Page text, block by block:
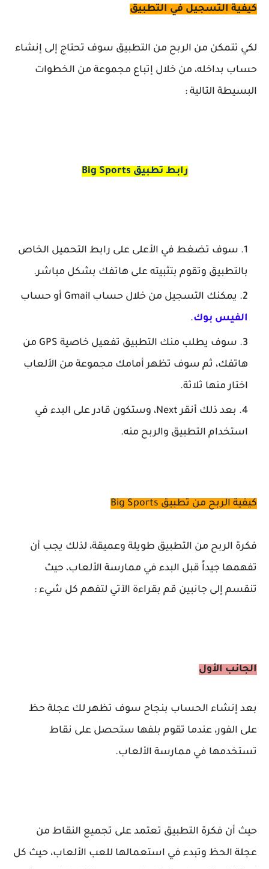
كيفية التسجيل في التطبيق
لكي تتمكن من الربح من التطبيق سوف تحتاج إلى إنشاء
حساب بداخله، من خلال إتباع مجموعة من الخطوات
البسيطة التالية :
رابط تطبيق Big Sports
سوف تضغط في الأعلى على رابط التحميل الخاص
بالتطبيق وتقوم بتثبيته على هاتفك بشكل مباشر.
يمكنك التسجيل من خلال حساب Gmail أو حساب
الفيس بوك.
سوف يطلب منك التطبيق تفعيل خاصية GPS من
هاتفك، ثم سوف تظهر أمامك مجموعة من الألعاب
اختار منها ثلاثة.
بعد ذلك أنقر Next، وستكون قادر على البدء في
استخدام التطبيق والربح منه.
كيفية الربح من تطبيق Big Sports
فكرة الربح من التطبيق طويلة وعميقة، لذلك يجب أن
تفهمها جيداً قبل البدء في ممارسة الألعاب، حيث
تنقسم إلى جانبين قم بقراءة الآتي لتفهم كل شيء :
الجانب الأول
بعد إنشاء الحساب بنجاح سوف تظهرلك عجلة حظ
على الفور، عندما تقوم بلفها ستحصل على نقاط
تستخدمها في ممارسة الألعاب.
حيث أن فكرة التطبيق تعتمد على تجميع النقاط من
عجلة الحظ وتبدء في استعمالها للعب الألعاب، حيث كل